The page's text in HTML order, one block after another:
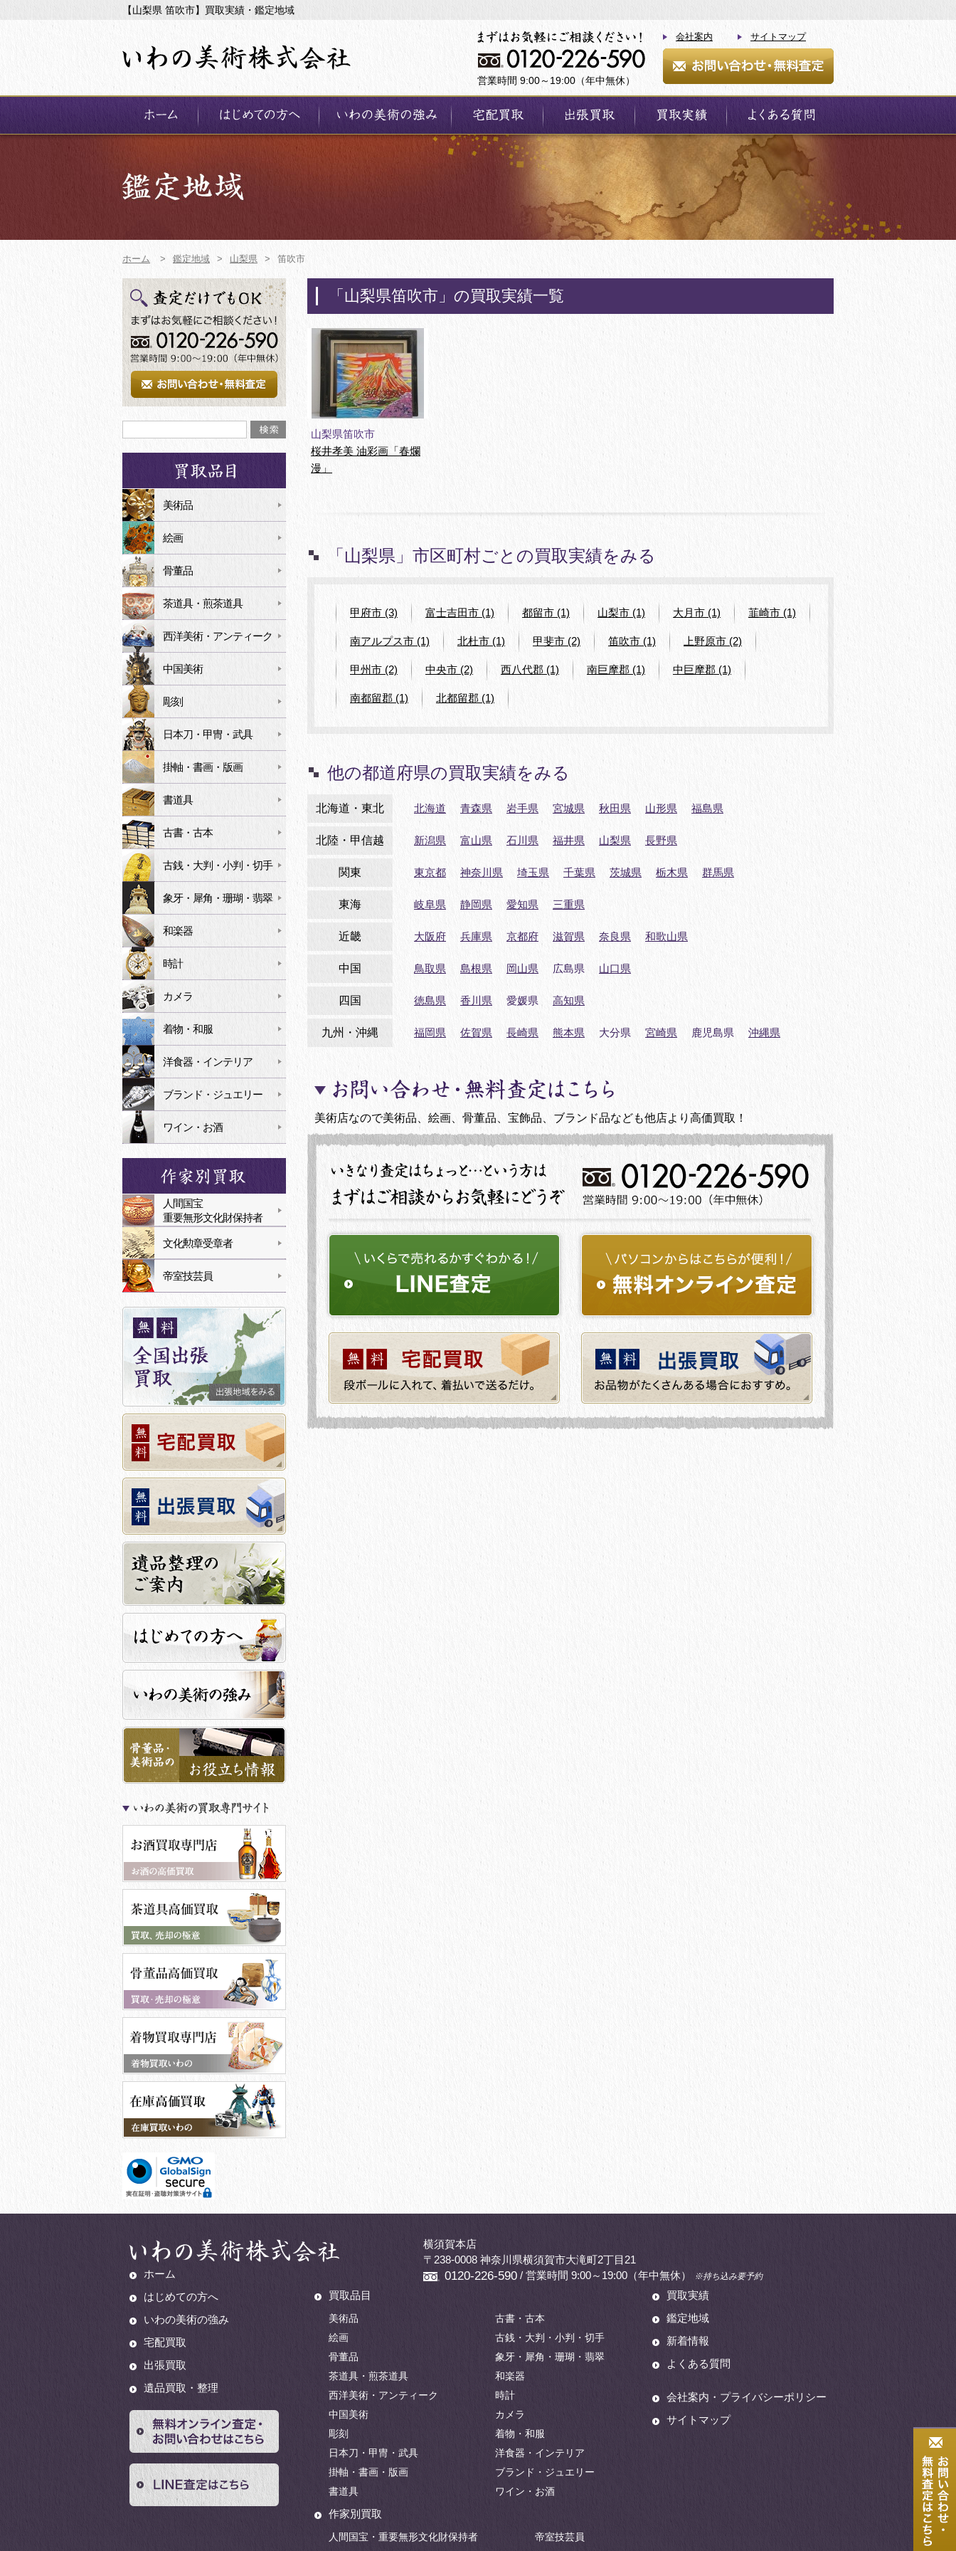
【山梨県 笛吹市】買取実績・鑑定地域
営業時間 9:00～19:00（年中無休）
会社案内 サイトマップ
ホーム > 鑑定地域 > 山梨県 > 笛吹市
「山梨県笛吹市」の買取実績一覧
山梨県笛吹市
桜井孝美 油彩画「春爛
漫」
「山梨県」市区町村ごとの買取実績をみる
甲府市 (3) 富士吉田市 (1) 都留市 (1) 山梨市 (1) 大月市 (1) 韮崎市 (1)
南アルプス市 (1) 北杜市 (1) 甲斐市 (2) 笛吹市 (1) 上野原市 (2)
甲州市 (2) 中央市 (2) 西八代郡 (1) 南巨摩郡 (1) 中巨摩郡 (1)
南都留郡 (1) 北都留郡 (1)
他の都道府県の買取実績をみる
北海道・東北 北海道 青森県 岩手県 宮城県 秋田県 山形県 福島県
北陸・甲信越 新潟県 富山県 石川県 福井県 山梨県 長野県
関東 東京都 神奈川県 埼玉県 千葉県 茨城県 栃木県 群馬県
東海 岐阜県 静岡県 愛知県 三重県
近畿 大阪府 兵庫県 京都府 滋賀県 奈良県 和歌山県
中国 鳥取県 島根県 岡山県 広島県 山口県
四国 徳島県 香川県 愛媛県 高知県
九州・沖縄 福岡県 佐賀県 長崎県 熊本県 大分県 宮崎県 鹿児島県 沖縄県
美術店なので美術品、絵画、骨董品、宝飾品、ブランド品なども他店より高価買取！
美術品
絵画
骨董品
茶道具・煎茶道具
西洋美術・アンティーク
中国美術
彫刻
日本刀・甲冑・武具
掛軸・書画・版画
書道具
古書・古本
古銭・大判・小判・切手
象牙・犀角・珊瑚・翡翠
和楽器
時計
カメラ
着物・和服
洋食器・インテリア
ブランド・ジュエリー
ワイン・お酒
人間国宝
重要無形文化財保持者
文化勲章受章者
帝室技芸員
横須賀本店
〒238-0008 神奈川県横須賀市大滝町2丁目21
0120-226-590 / 営業時間 9:00～19:00（年中無休） ※持ち込み要予約
ホーム
はじめての方へ
いわの美術の強み
宅配買取
出張買取
遺品買取・整理
買取品目
美術品
絵画
骨董品
茶道具・煎茶道具
西洋美術・アンティーク
中国美術
彫刻
日本刀・甲冑・武具
掛軸・書画・版画
書道具
古書・古本
古銭・大判・小判・切手
象牙・犀角・珊瑚・翡翠
和楽器
時計
カメラ
着物・和服
洋食器・インテリア
ブランド・ジュエリー
ワイン・お酒
買取実績
鑑定地域
新着情報
よくある質問
会社案内・プライバシーポリシー
サイトマップ
作家別買取
人間国宝・重要無形文化財保持者
帝室技芸員